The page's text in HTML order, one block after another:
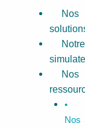
Nos
Notre
Nos
•
Nos
Menu